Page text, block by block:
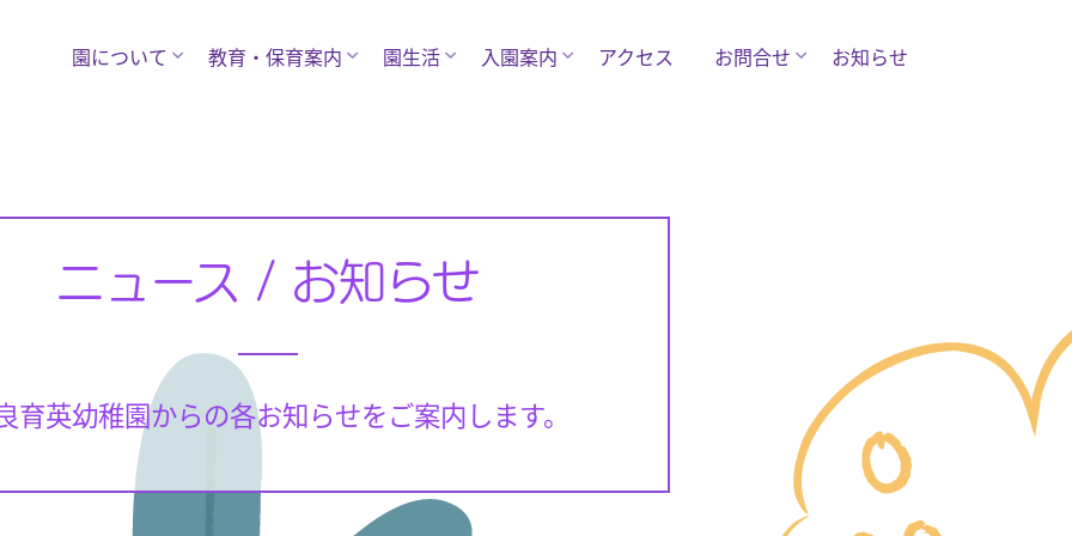
園について 教育・保育案内 園生活 入園案内 アクセス お問合せ お知らせ
ニュース / お知らせ
育英幼稚園からの各お知らせをご案内します。